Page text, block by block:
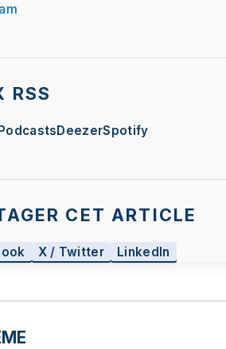
RSS
DeezerSpotify
CET ARTICLE
X / Twitter LinkedIn